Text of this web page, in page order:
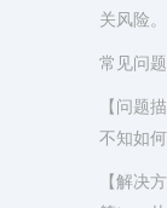
关风险。
常见问
【问题
不知如
【解决